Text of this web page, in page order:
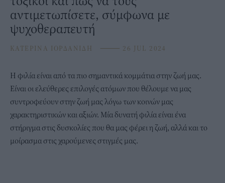
αντιμετωπίσετε, σύμφωνα με
ψυχοθεραπευτή
ΚΑΤΕΡΙΝΑ ΙΟΡΔΑΝΙΔΗ ⸻ 26 JUL 2024
Η φιλία είναι από τα πιο σημαντικά κομμάτια στην ζωή μας.
Είναι οι ελεύθερες επιλογές ατόμων που θέλουμε να μας
συντροφεύουν στην ζωή μας λόγω των κοινών μας
χαρακτηριστικών και αξιών. Μία δυνατή φιλία είναι ένα
στήριγμα στις δυσκολίες που θα μας φέρει η ζωή, αλλά και το
μοίρασμα στις χαρούμενες στιγμές μας.